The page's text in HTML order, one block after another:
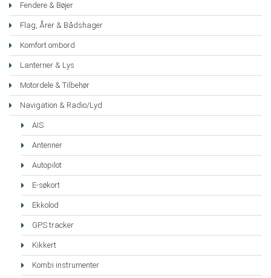
Fendere & Bøjer
Flag, Årer & Bådshager
Komfort ombord
Lanterner & Lys
Motordele & Tilbehør
Navigation & Radio/Lyd
AIS
Antenner
Autopilot
E-søkort
Ekkolod
GPS tracker
Kikkert
Kombi instrumenter